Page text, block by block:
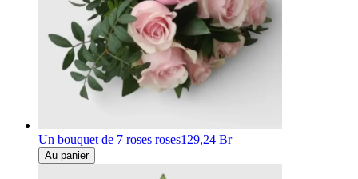
Un bouquet de 7 roses roses129,24 Br
Au panier